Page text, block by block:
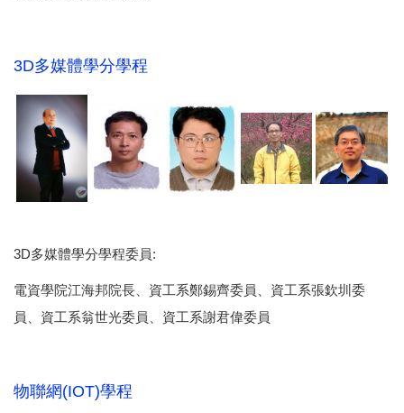
3D多媒體學分學程
3D多媒體學分學程委員:
電資學院江海邦院長、資工系鄭錫齊委員、資工系張欽圳委
員、資工系翁世光委員、資工系謝君偉委員
物聯網(IOT)學程